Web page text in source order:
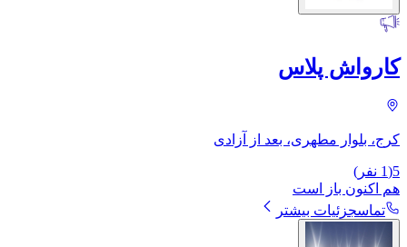
کارواش پلاس
کرج، بلوار مطهری، بعد از آزادی
5
(
1 نفر)
هم اکنون باز است
تماسجزئیات بیشتر